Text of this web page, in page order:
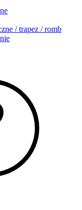
/ trapez / romb